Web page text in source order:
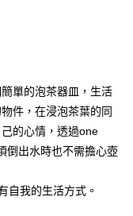
使用無須另外申請。
止日，確認付款後即完
易確認頁面所載為準。
未通過，訂單將自動取
你分期系統評分，恕無
月結算日後寄送繳費提
灣大直營門市／銀行轉
付方式。 讓您購物簡單
轉至「AFTEE先享後付」
單的泡茶器皿，生活
件，在浸泡茶葉的同
的心情，透過one
倒出水時也不需擔心壺
自我的生活方式。